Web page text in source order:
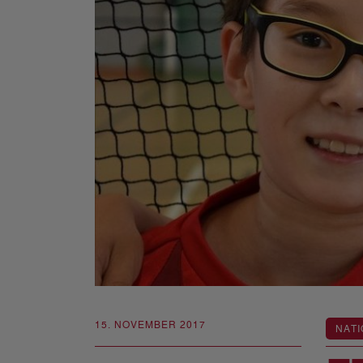
15. NOVEMBER 2017